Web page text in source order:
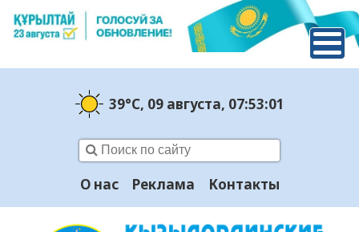
39°C, 09 августа, 07:53:02
О нас Реклама Контакты